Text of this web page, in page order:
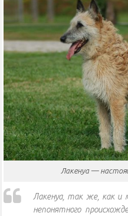
Лакенуа —
Лакенуа, так же, как и
непонятного